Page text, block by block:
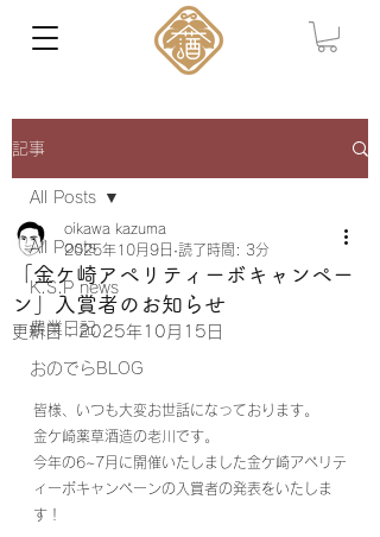
記事
All Posts
K.S.P news
農業日記
おのでらBLOG
All Posts
「金ケ崎アペリティーボキャンペー
ン」入賞者のお知らせ
oikawa kazuma
2025年10月9日 読了時間: 3分
更新日：2025年10月15日
皆様、いつも大変お世話になっております。
金ケ崎薬草酒造の老川です。
今年の6~7月に開催いたしました金ケ崎アペリテ
ィーボキャンペーンの入賞者の発表をいたしま
す！